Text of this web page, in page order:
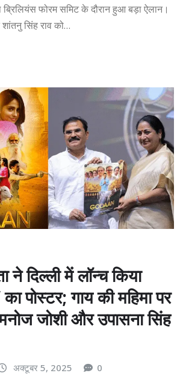
फोरम समिट के दौरान हुआ बड़ा ऐलान।
सिंह राव को…
ने दिल्ली में लॉन्च किया
का पोस्टर; गाय की महिमा पर
जोशी और उपासना सिंह
अक्टूबर 5, 2025 0